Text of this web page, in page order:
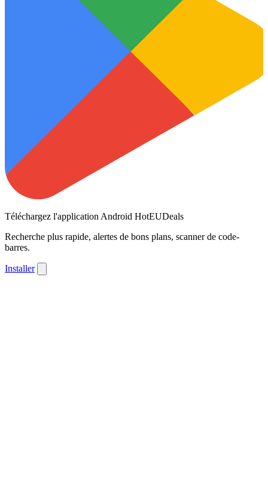
Téléchargez l'application Android HotEUDeals
Recherche plus rapide, alertes de bons plans, scanner de code-
barres.
Installer